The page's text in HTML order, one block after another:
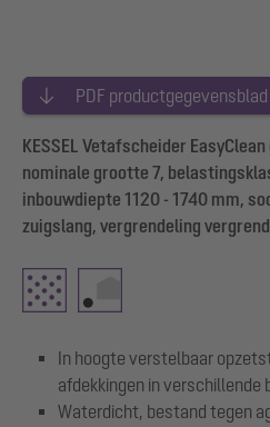
PDF productgegevensblad
KESSEL Vetafscheider
nominale grootte 7,
inbouwdiepte 1120 - 1740 mm,
zuigslang, vergrendeling
In hoogte verstelbaar
afdekkingen in verschillende
Waterdicht, bestand tegen